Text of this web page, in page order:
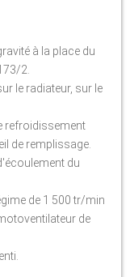
à la place du
2.
le radiateur, sur le
refroidissement
de remplissage.
du
de 1 500 tr/min
de